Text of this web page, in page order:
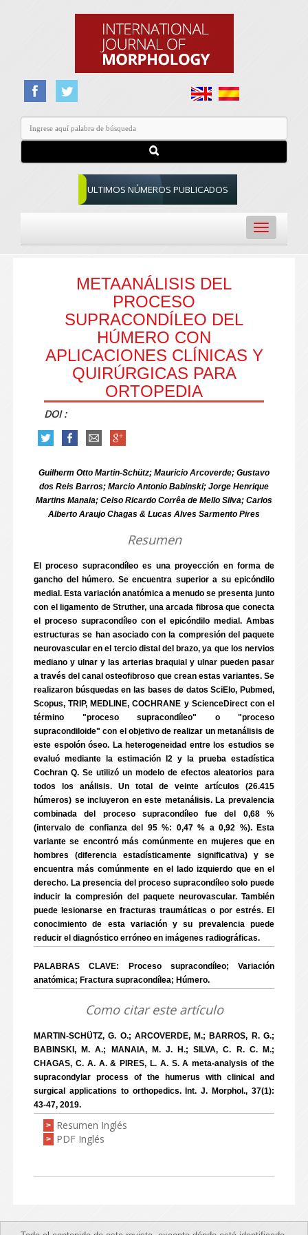
ULTIMOS NÚMEROS PUBLICADOS
Toggle
navigation
METAANÁLISIS DEL
PROCESO
SUPRACONDÍLEO DEL
HÚMERO CON
APLICACIONES CLÍNICAS Y
QUIRÚRGICAS PARA
ORTOPEDIA
DOI :
Guilherm Otto Martin-Schütz; Mauricio Arcoverde; Gustavo
dos Reis Barros; Marcio Antonio Babinski; Jorge Henrique
Martins Manaia; Celso Ricardo Corrêa de Mello Silva; Carlos
Alberto Araujo Chagas & Lucas Alves Sarmento Pires
Resumen
El proceso supracondíleo es una proyección en forma de
gancho del húmero. Se encuentra superior a su epicóndilo
medial. Esta variación anatómica a menudo se presenta junto
con el ligamento de Struther, una arcada fibrosa que conecta
el proceso supracondíleo con el epicóndilo medial. Ambas
estructuras se han asociado con la compresión del paquete
neurovascular en el tercio distal del brazo, ya que los nervios
mediano y ulnar y las arterias braquial y ulnar pueden pasar
a través del canal osteofibroso que crean estas variantes. Se
realizaron búsquedas en las bases de datos SciElo, Pubmed,
Scopus, TRIP, MEDLINE, COCHRANE y ScienceDirect con el
término "proceso supracondíleo" o "proceso
supracondiloide" con el objetivo de realizar un metanálisis de
este espolón óseo. La heterogeneidad entre los estudios se
evaluó mediante la estimación I2 y la prueba estadística
Cochran Q. Se utilizó un modelo de efectos aleatorios para
todos los análisis. Un total de veinte artículos (26.415
húmeros) se incluyeron en este metanálisis. La prevalencia
combinada del proceso supracondíleo fue del 0,68 %
(intervalo de confianza del 95 %: 0,47 % a 0,92 %). Esta
variante se encontró más comúnmente en mujeres que en
hombres (diferencia estadísticamente significativa) y se
encuentra más comúnmente en el lado izquierdo que en el
derecho. La presencia del proceso supracondíleo solo puede
inducir la compresión del paquete neurovascular. También
puede lesionarse en fracturas traumáticas o por estrés. El
conocimiento de esta variación y su prevalencia puede
reducir el diagnóstico erróneo en imágenes radiográficas.
PALABRAS CLAVE: Proceso supracondíleo; Variación
anatómica; Fractura supracondílea; Húmero.
Como citar este artículo
MARTIN-SCHÜTZ, G. O.; ARCOVERDE, M.; BARROS, R. G.;
BABINSKI, M. A.; MANAIA, M. J. H.; SILVA, C. R. C. M.;
CHAGAS, C. A. A. & PIRES, L. A. S. A meta-analysis of the
supracondylar process of the humerus with clinical and
surgical applications to orthopedics. Int. J. Morphol., 37(1):
43-47, 2019.
> Resumen Inglés
> PDF Inglés